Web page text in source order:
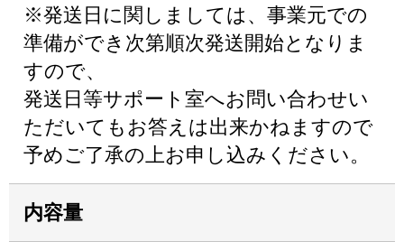
※発送日に関しましては、事業元での
準備ができ次第順次発送開始となりま
すので、
発送日等サポート室へお問い合わせい
ただいてもお答えは出来かねますので
予めご了承の上お申し込みください。
内容量